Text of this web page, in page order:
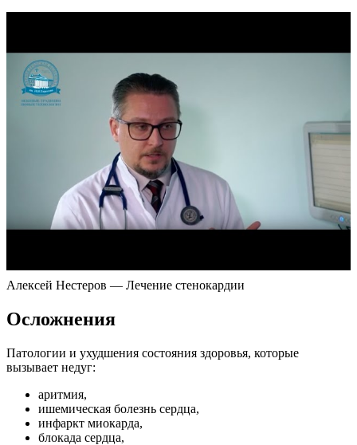
Алексей Нестеров — Лечение стенокардии
Осложнения
Патологии и ухудшения состояния здоровья, которые
вызывает недуг:
аритмия,
ишемическая болезнь сердца,
инфаркт миокарда,
блокада сердца,